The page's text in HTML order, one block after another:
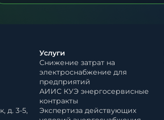
д. 3-5,
Услуги
Снижение затрат на
электроснабжение для
предприятий
АИИС КУЭ энергосервисные
контракты
Экспертиза действующих